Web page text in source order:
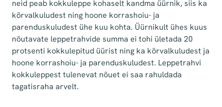
neid peab kokkuleppe kohaselt kandma üürnik, siis ka
kõrvalkuludest ning hoone korrashoiu- ja
parenduskuludest ühe kuu kohta. Üürnikult ühes kuus
nõutavate leppetrahvide summa ei tohi ületada 20
protsenti kokkulepitud üürist ning ka kõrvalkuludest ja
hoone korrashoiu- ja parenduskuludest. Leppetrahvi
kokkuleppest tulenevat nõuet ei saa rahuldada
tagatisraha arvelt.